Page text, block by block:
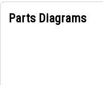
Parts Diagrams